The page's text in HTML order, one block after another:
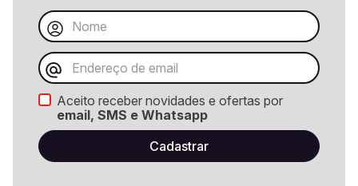
Aceito receber novidades e ofertas por
email, SMS e Whatsapp